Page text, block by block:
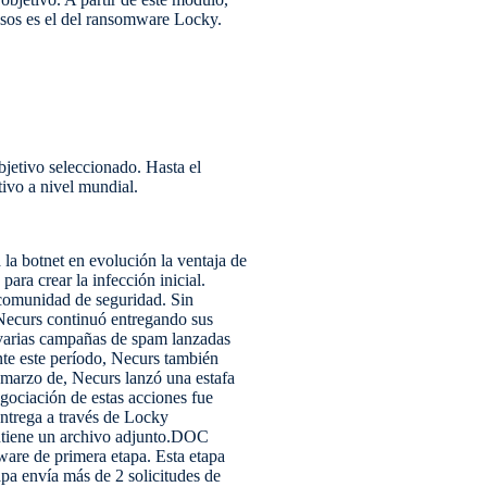
es el del ransomware Locky.
seleccionado. Hasta el
a nivel mundial.
botnet en evolución la ventaja de
crear la infección inicial.
de seguridad. Sin
continuó entregando sus
campañas de spam lanzadas
este período, Necurs también
de, Necurs lanzó una estafa
de estas acciones fue
a través de Locky
un archivo adjunto.DOC
de primera etapa. Esta etapa
envía más de 2 solicitudes de